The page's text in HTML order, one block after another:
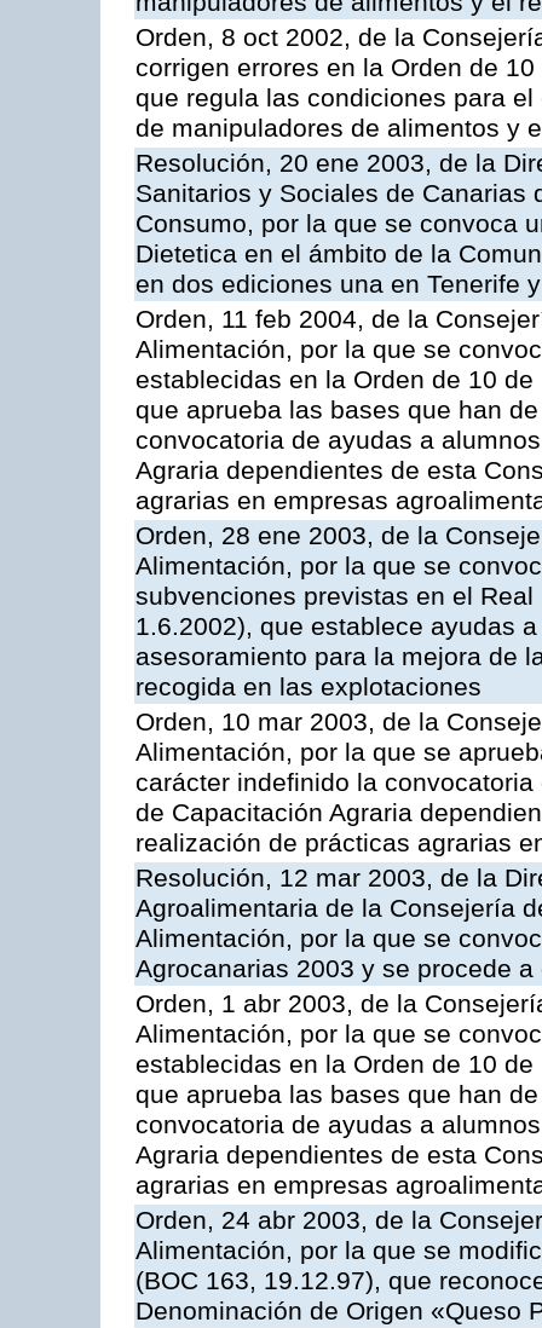
Orden, 8 oct 2002, de la
corrigen errores en la Orden de
que regula las condiciones para
de manipuladores de alimentos y
Resolución, 20 ene 2003, de la
Sanitarios y Sociales de Canarias
Consumo, por la que se convoca
Dietetica en el ámbito de la
en dos ediciones una en Tenerife
Orden, 11 feb 2004, de la
Alimentación, por la que se
establecidas en la Orden de 10
que aprueba las bases que han
convocatoria de ayudas a
Agraria dependientes de esta
agrarias en empresas
Orden, 28 ene 2003, de la
Alimentación, por la que se
subvenciones previstas en el
1.6.2002), que establece ayudas
asesoramiento para la mejora de
recogida en las explotaciones
Orden, 10 mar 2003, de la
Alimentación, por la que se
carácter indefinido la
de Capacitación Agraria
realización de prácticas agrarias
Resolución, 12 mar 2003, de la
Agroalimentaria de la Consejería
Alimentación, por la que se
Agrocanarias 2003 y se procede
Orden, 1 abr 2003, de la
Alimentación, por la que se
establecidas en la Orden de 10
que aprueba las bases que han
convocatoria de ayudas a
Agraria dependientes de esta
agrarias en empresas
Orden, 24 abr 2003, de la
Alimentación, por la que se
(BOC 163, 19.12.97), que
Denominación de Origen «Queso